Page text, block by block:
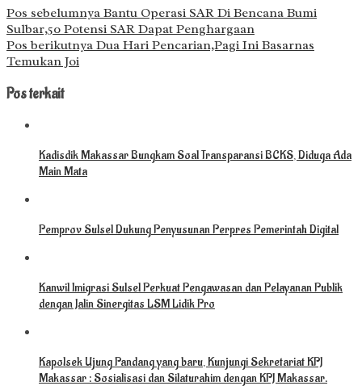
Pos sebelumnya Bantu Operasi SAR Di Bencana Bumi
Sulbar,50 Potensi SAR Dapat Penghargaan
Pos berikutnya Dua Hari Pencarian,Pagi Ini Basarnas
Temukan Joi
Pos terkait
Kadisdik Makassar Bungkam Soal Transparansi BCKS, Diduga Ada
Main Mata
Pemprov Sulsel Dukung Penyusunan Perpres Pemerintah Digital
Kanwil Imigrasi Sulsel Perkuat Pengawasan dan Pelayanan Publik
dengan Jalin Sinergitas LSM Lidik Pro
Kapolsek Ujung Pandang yang baru, Kunjungi Sekretariat KPJ
Makassar : Sosialisasi dan Silaturahim dengan KPJ Makassar.